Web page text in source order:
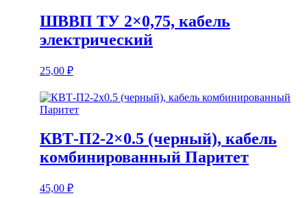
ШВВП ТУ 2×0,75, кабель
электрический
25,00 ₽
КВТ-П2-2×0.5 (черный), кабель
комбинированный Паритет
45,00 ₽